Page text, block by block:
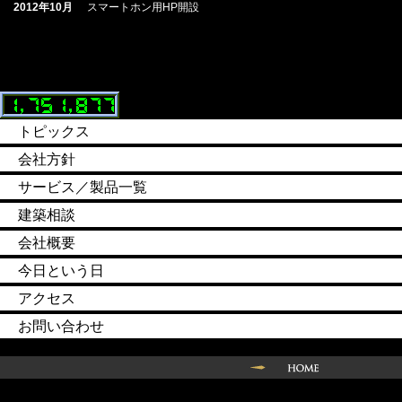
2012年10月
スマートホン用HP開設
トピックス
会社方針
サービス／製品一覧
建築相談
会社概要
今日という日
アクセス
お問い合わせ